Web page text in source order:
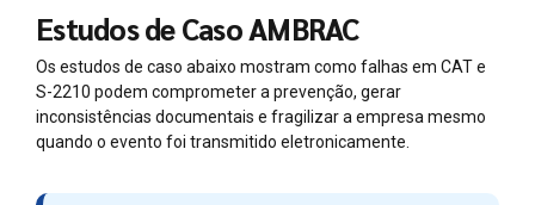
Estudos de Caso AMBRAC
Os estudos de caso abaixo mostram como falhas em CAT e
S-2210 podem comprometer a prevenção, gerar
inconsistências documentais e fragilizar a empresa mesmo
quando o evento foi transmitido eletronicamente.